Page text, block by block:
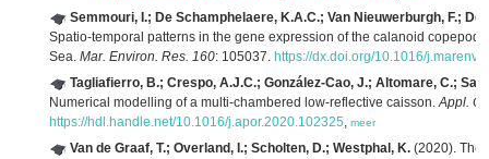
Semmouri, I.; De Schamphelaere, K.A.C.; Van Nieuwerburgh, F.;
Spatio-temporal patterns in the gene expression of the calanoid copepod
Sea. Mar. Environ. Res. 160: 105037. https://dx.doi.org/10.1016/
Tagliafierro, B.; Crespo, A.J.C.; González-Cao, J.; Altomare, C.;
Numerical modelling of a multi-chambered low-reflective caisson.Appl.
https://hdl.handle.net/10.1016/j.apor.2020.102325, meer
Van de Graaf, T.; Overland, I.; Scholten, D.; Westphal, K. (2020). The